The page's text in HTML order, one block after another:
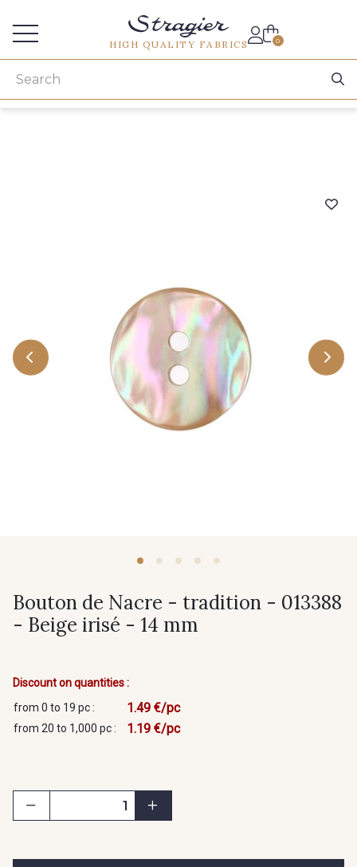
HIGH QUALITY FABRICS 0
Bouton de Nacre - tradition - 013388
- Beige irisé - 14 mm
Discount on quantities :
from 0 to 19 pc :
1.49 €/pc
from 20 to 1,000 pc : 1.19 €/pc